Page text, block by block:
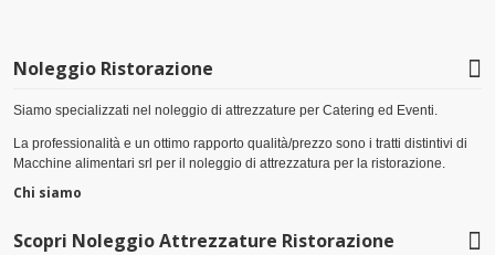
Noleggio Ristorazione
Siamo specializzati nel noleggio di attrezzature per Catering ed Eventi.
La professionalità e un ottimo rapporto qualità/prezzo sono i tratti distintivi di
Macchine alimentari srl per il noleggio di attrezzatura per la ristorazione.
Chi siamo
Scopri Noleggio Attrezzature Ristorazione